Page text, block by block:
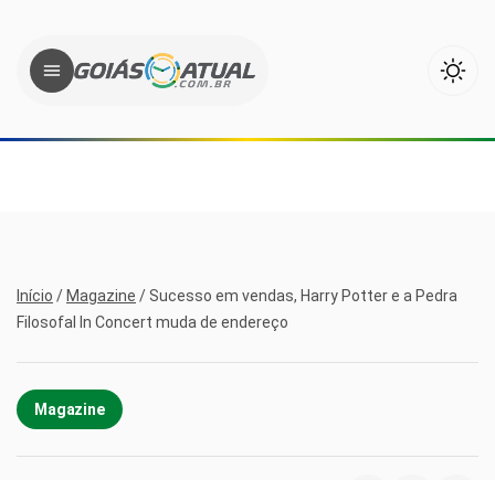
Início / Magazine / Sucesso em vendas, Harry Potter e a Pedra
Filosofal In Concert muda de endereço
Magazine